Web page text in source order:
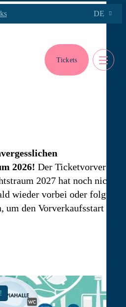
DE
Tickets
2026! Der Ticketvorverkauf
2027 hat noch nicht
wieder vorbei oder folgt uns
um den Vorverkaufsstart nicht